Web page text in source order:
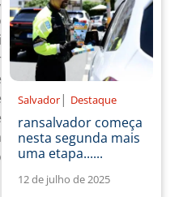
Salvador | Destaque
ransalvador começa
nesta segunda mais
uma etapa......
12 de julho de 2025